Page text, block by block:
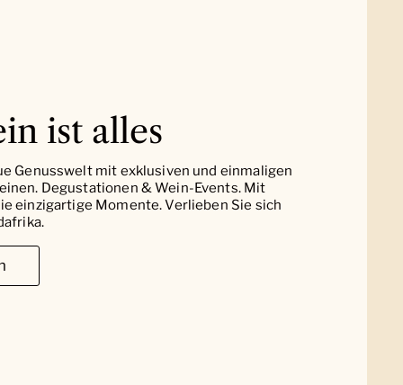
ist alles
Genusswelt mit exklusiven und einmaligen
Degustationen & Wein-Events. Mit
einzigartige Momente. Verlieben Sie sich